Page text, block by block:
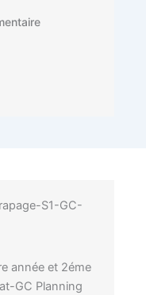
S1-GC-
année et 2éme
GC Planning